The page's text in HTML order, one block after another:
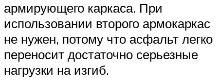
армирующего каркаса. При
использовании второго армокаркас
не нужен, потому что асфальт легко
переносит достаточно серьезные
нагрузки на изгиб.